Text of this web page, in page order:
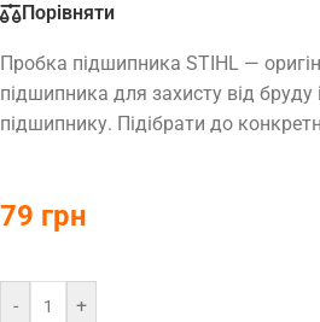
Порівняти
Пробка підшипника STIHL —
підшипника для захисту від
підшипнику. Підібрати до
79 грн
- +